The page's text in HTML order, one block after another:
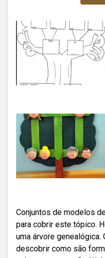
Conjuntos de modelos
para cobrir este tópico.
uma árvore genealógica.
descobrir como são